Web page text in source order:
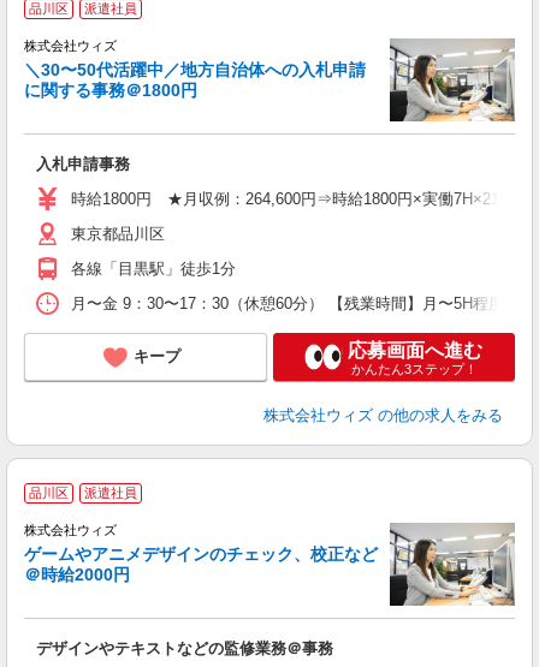
品川区 派遣社員
株式会社ウィズ
＼30〜50代活躍中／地方自治体への入札申請
に関する事務＠1800円
入札申請事務
時給1800円 ★月収例：264,600円⇒時給1800円×実働7H×21日
東京都品川区
各線「目黒駅」徒歩1分
月〜金 9：30〜17：30（休憩60分） 【残業時間】月〜5H程度。
キープ 応募画面へ進む
かんたん3ステップ！
株式会社ウィズ の他の求人をみる
品川区 派遣社員
株式会社ウィズ
ゲームやアニメデザインのチェック、校正など
＠時給2000円
デザインやテキストなどの監修業務＠事務